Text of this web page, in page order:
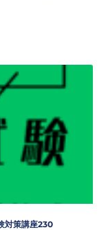
対策講座230